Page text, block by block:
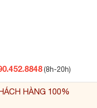
HÀNG 100%
(8h-20h)